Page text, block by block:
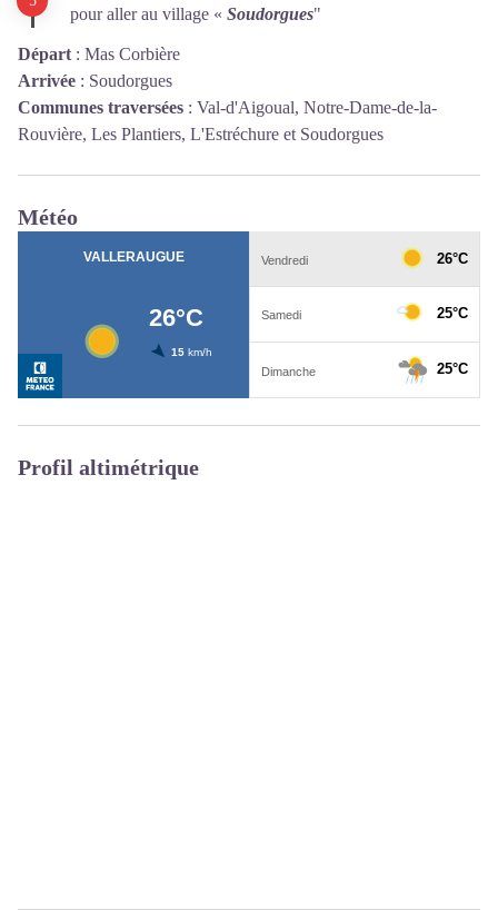
pour aller au village « Soudorgues"
Départ : Mas Corbière
Arrivée : Soudorgues
Communes traversées : Val-d'Aigoual, Notre-Dame-de-la-
Rouvière, Les Plantiers, L'Estréchure et Soudorgues
Météo
Profil altimétrique